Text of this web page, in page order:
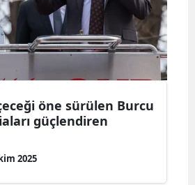
öne sürülen Burcu
güçlendiren
2025